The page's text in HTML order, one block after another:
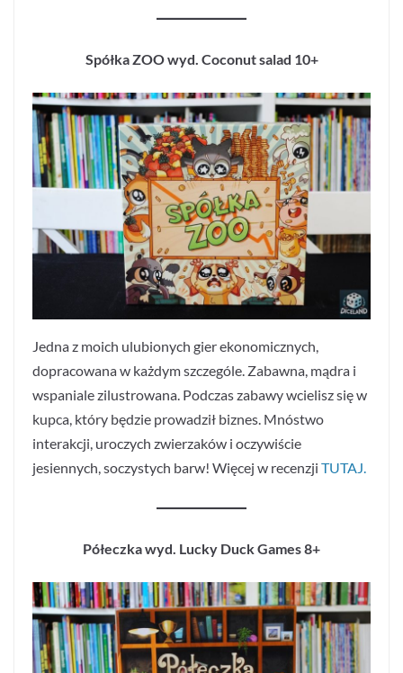
Spółka ZOO wyd. Coconut salad 10+
Jedna z moich ulubionych gier ekonomicznych,
dopracowana w każdym szczególe. Zabawna, mądra i
wspaniale zilustrowana. Podczas zabawy wcielisz się w
kupca, który będzie prowadził biznes. Mnóstwo
interakcji, uroczych zwierzaków i oczywiście
jesiennych, soczystych barw! Więcej w recenzji TUTAJ.
Półeczka wyd. Lucky Duck Games 8+